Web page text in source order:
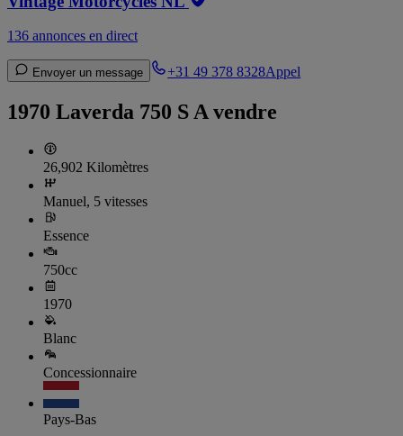
136 annonces en direct
Envoyer un message +31 49 378 8328Appel
1970 Laverda 750 S A vendre
26,902 Kilomètres
Manuel, 5 vitesses
Essence
750cc
1970
Blanc
Concessionnaire
Pays-Bas